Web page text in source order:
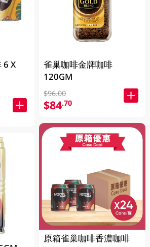
6 X
雀巢咖啡金牌咖啡
120GM
$96.00
$84.70
原箱雀巢咖啡香濃咖啡